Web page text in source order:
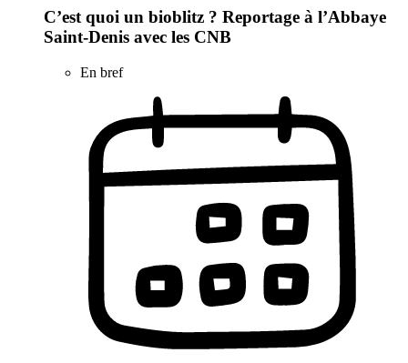
C’est quoi un bioblitz ? Reportage à l’Abbaye
Saint-Denis avec les CNB
En bref